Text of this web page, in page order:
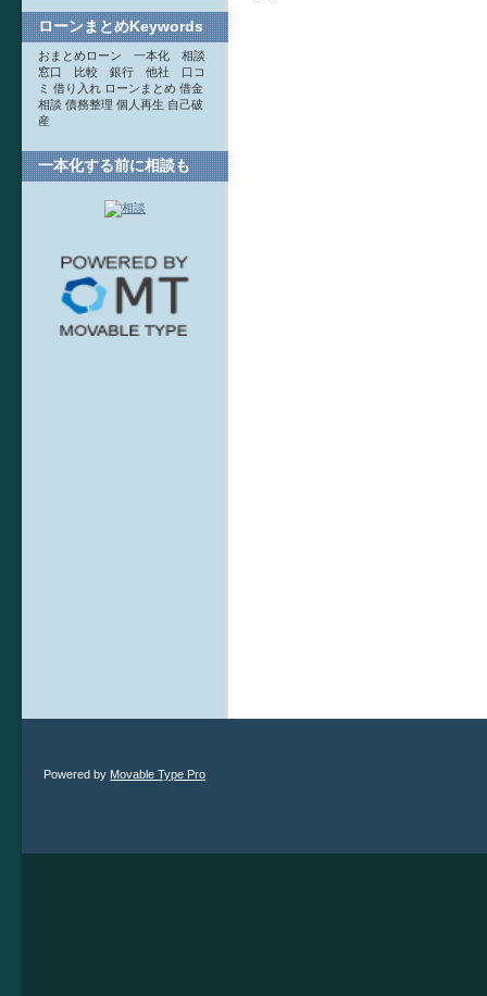
ローンまとめKeywords
おまとめローン 一本化 相談
窓口 比較 銀行 他社 口コ
ミ 借り入れ ローンまとめ 借金
相談 債務整理 個人再生 自己破
産
一本化する前に相談も
Powered by Movable Type Pro